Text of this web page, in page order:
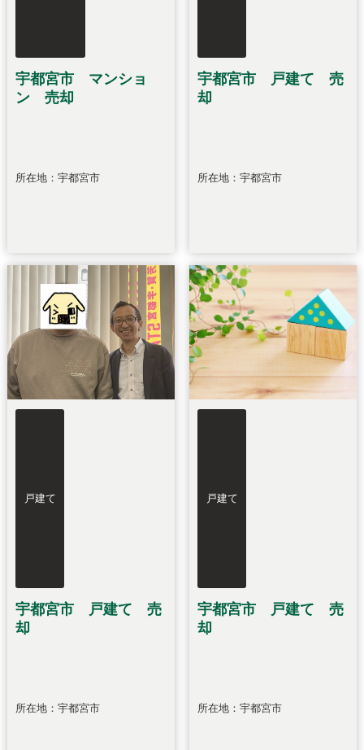
宇都宮市 マンショ
ン 売却
所在地：宇都宮市
宇都宮市 戸建て 売
却
所在地：宇都宮市
戸建て
宇都宮市 戸建て 売
却
所在地：宇都宮市
戸建て
宇都宮市 戸建て 売
却
所在地：宇都宮市